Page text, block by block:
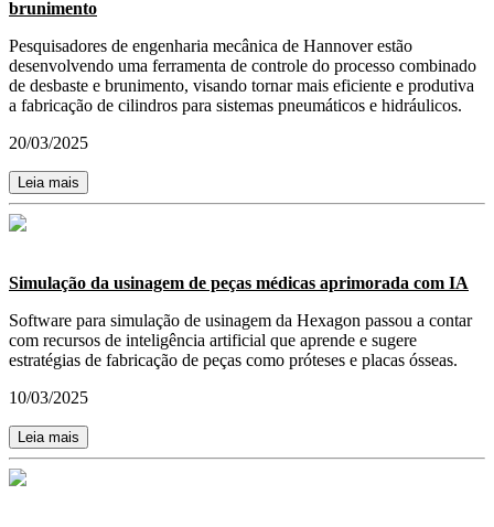
brunimento
Pesquisadores de engenharia mecânica de Hannover estão
desenvolvendo uma ferramenta de controle do processo combinado
de desbaste e brunimento, visando tornar mais eficiente e produtiva
a fabricação de cilindros para sistemas pneumáticos e hidráulicos.
20/03/2025
Leia mais
Simulação da usinagem de peças médicas aprimorada com IA
Software para simulação de usinagem da Hexagon passou a contar
com recursos de inteligência artificial que aprende e sugere
estratégias de fabricação de peças como próteses e placas ósseas.
10/03/2025
Leia mais